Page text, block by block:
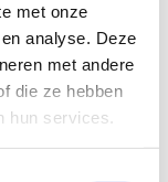
met onze
analyse. Deze
met andere
die ze hebben
hun services.
behoort